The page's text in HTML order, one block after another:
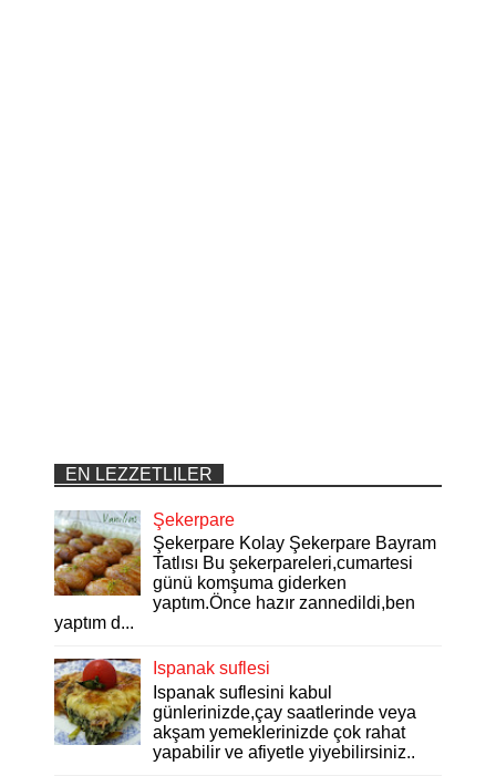
EN LEZZETLILER
Şekerpare
Şekerpare Kolay Şekerpare Bayram
Tatlısı Bu şekerpareleri,cumartesi
günü komşuma giderken
yaptım.Önce hazır zannedildi,ben
yaptım d...
Ispanak suflesi
Ispanak suflesini kabul
günlerinizde,çay saatlerinde veya
akşam yemeklerinizde çok rahat
yapabilir ve afiyetle yiyebilirsiniz..